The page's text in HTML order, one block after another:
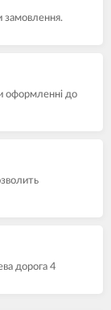
замовлення.
оформленні до
дорога 4